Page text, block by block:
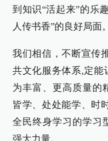
到知识“活起来”的乐
人传书香”的良好局面。
我们相信，不断宣传
共文化服务体系,定能
为丰富、更高质量的
皆学、处处能学、时
全民终身学习的学习
强大力量。